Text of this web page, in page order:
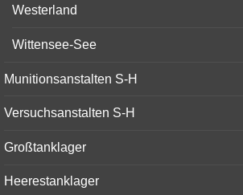
Westerland
Wittensee-See
Munitionsanstalten S-H
Versuchsanstalten S-H
Großtanklager
Heerestanklager